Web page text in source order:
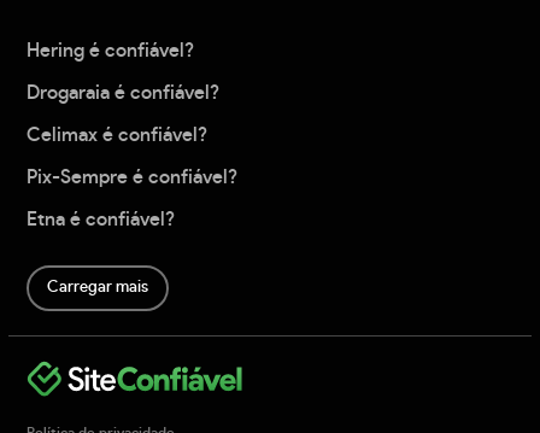
Hering é confiável?
Drogaraia é confiável?
Celimax é confiável?
Pix-Sempre é confiável?
Etna é confiável?
Carregar mais